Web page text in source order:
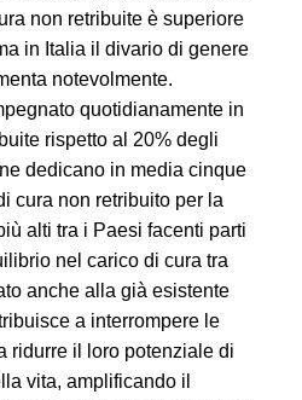
non retribuite è superiore
in Italia il divario di genere
notevolmente.
quotidianamente in
rispetto al 20% degli
dedicano in media cinque
cura non retribuito per la
alti tra i Paesi facenti parti
nel carico di cura tra
anche alla già esistente
a interrompere le
ridurre il loro potenziale di
vita, amplificando il